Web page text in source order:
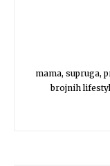
mama, supruga,
brojnih